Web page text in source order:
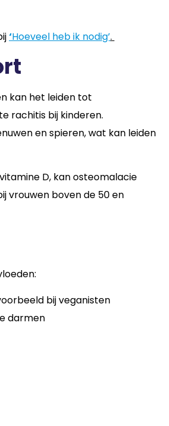
‘Hoeveel heb ik nodig’.
kan het leiden tot
rachitis bij kinderen.
en spieren, wat kan leiden
D, kan osteomalacie
vrouwen boven de 50 en
bij veganisten
darmen